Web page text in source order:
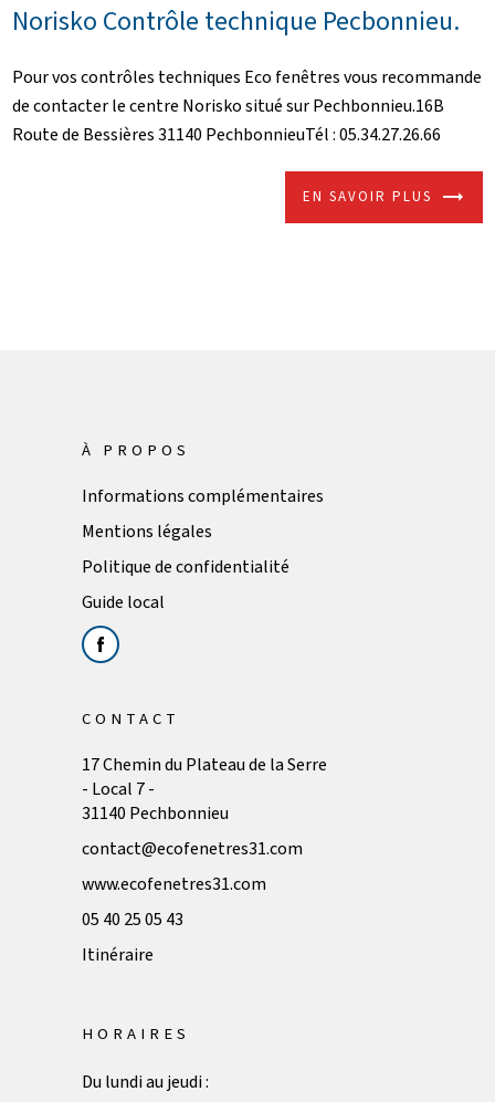
Norisko Contrôle technique Pecbonnieu.
Pour vos contrôles techniques Eco fenêtres vous recommande
de contacter le centre Norisko situé sur Pechbonnieu.16B
Route de Bessières 31140 PechbonnieuTél : 05.34.27.26.66
EN SAVOIR PLUS
À PROPOS
Informations complémentaires
Mentions légales
Politique de confidentialité
Guide local
CONTACT
17 Chemin du Plateau de la Serre
- Local 7 -
31140 Pechbonnieu
contact@ecofenetres31.com
www.ecofenetres31.com
05 40 25 05 43
Itinéraire
HORAIRES
Du lundi au jeudi :